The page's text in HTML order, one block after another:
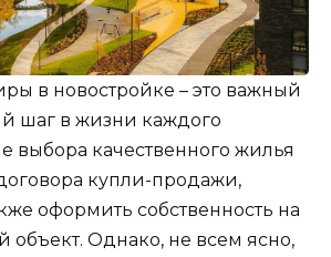
в новостройке – это важный
шаг в жизни каждого
выбора качественного жилья
купли-продажи,
оформить собственность на
объект. Однако, не всем ясно,